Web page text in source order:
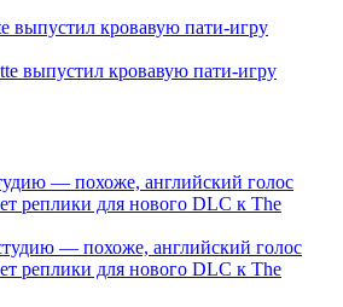
выпустил кровавую пати-игру
выпустил кровавую пати-игру
— похоже, английский голос
реплики для нового DLC к The
— похоже, английский голос
реплики для нового DLC к The